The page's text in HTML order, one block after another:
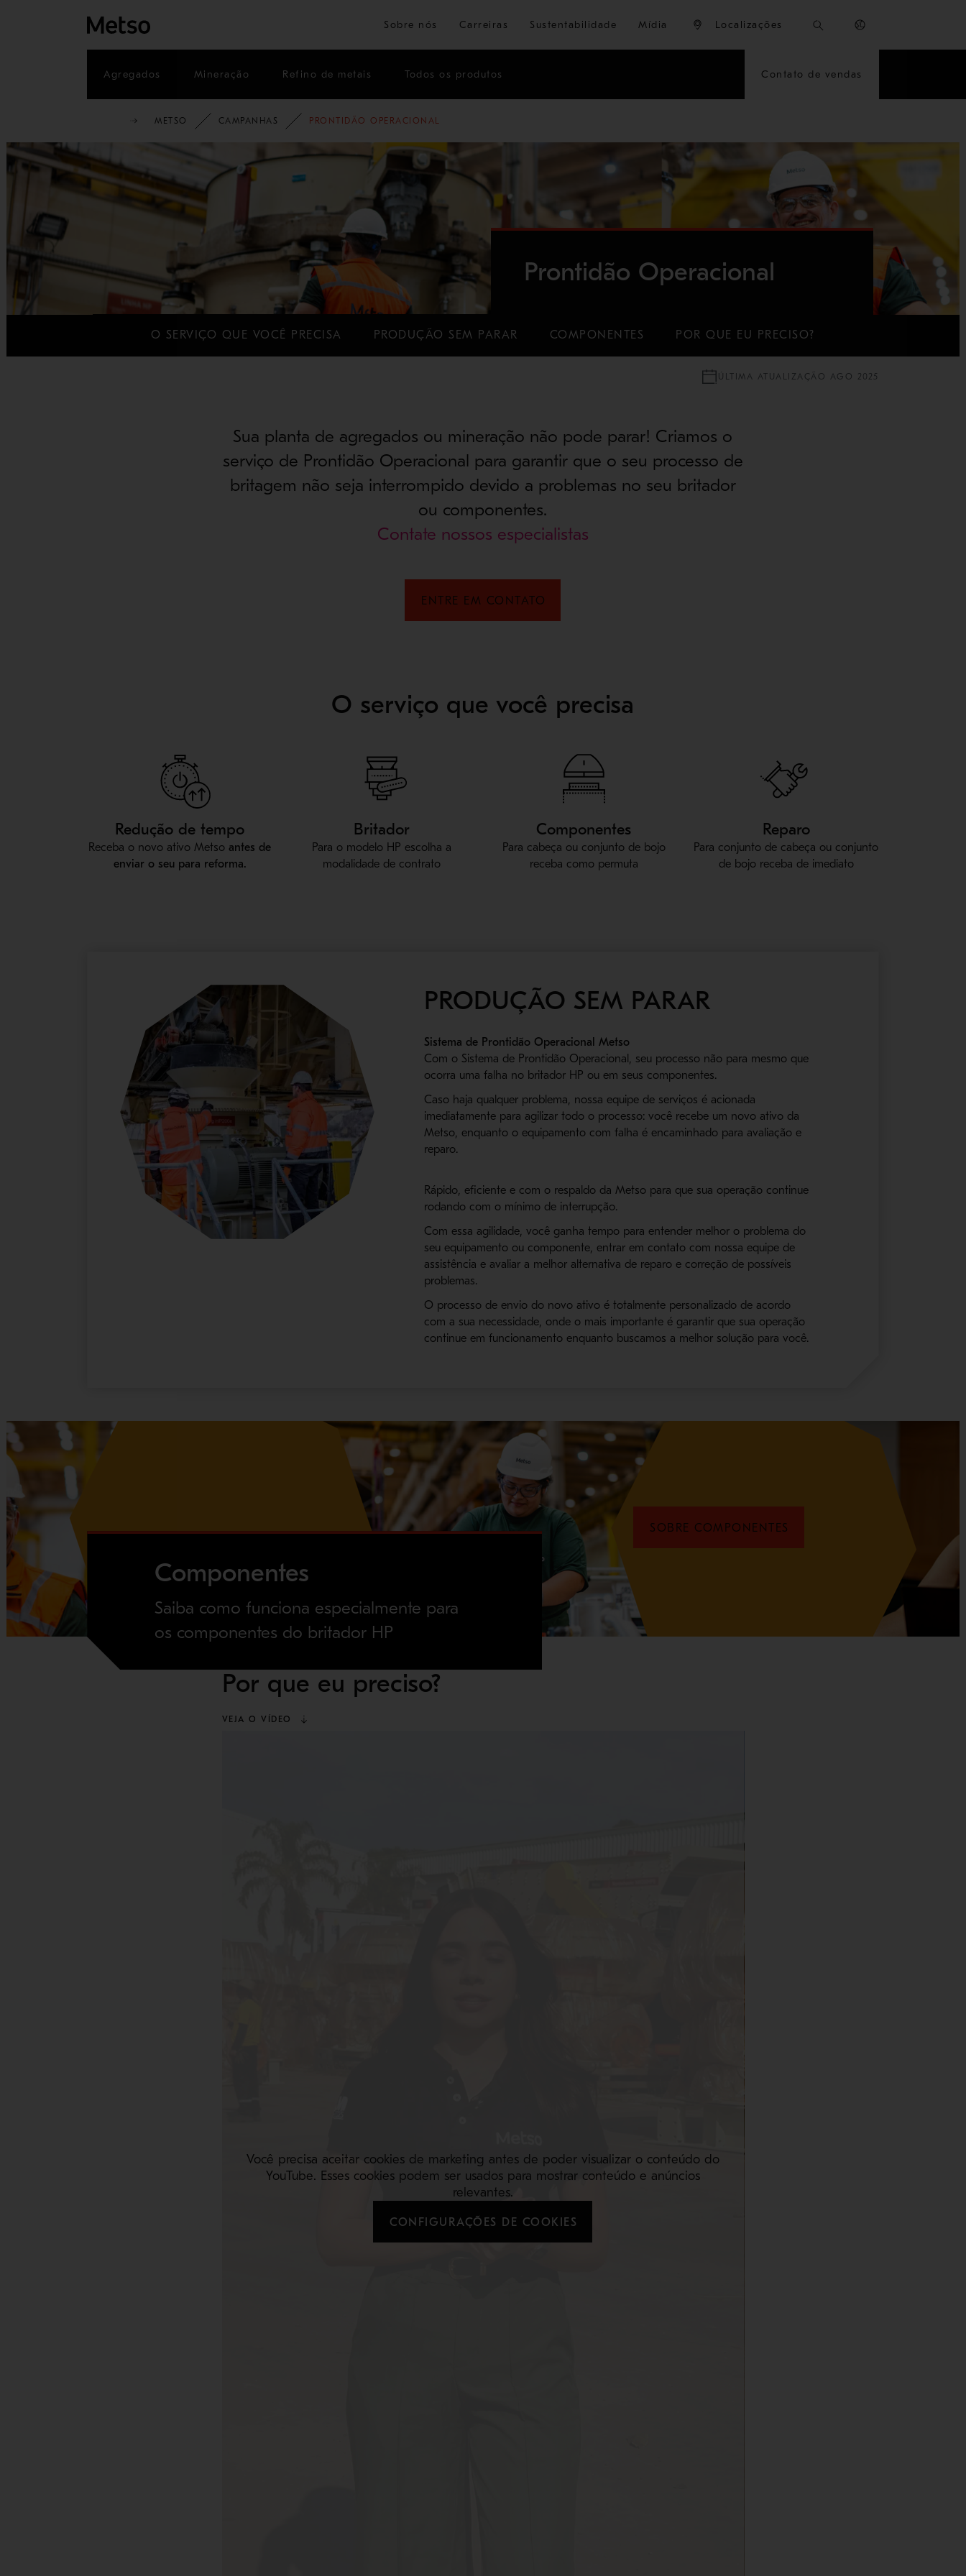
Ir para o conteúdo principal
Sobre nós Carreiras Sustentabilidade Mídia Localizações
Agregados Mineração Refino de metais Todos os produtos Contato de vendas
METSO CAMPANHAS PRONTIDÃO OPERACIONAL
Prontidão Operacional
O SERVIÇO QUE VOCÊ PRECISA PRODUÇÃO SEM PARAR COMPONENTES POR QUE EU PRECISO?
ÚLTIMA ATUALIZAÇÃO AGO 2025
Sua planta de agregados ou mineração não pode parar! Criamos o
serviço de Prontidão Operacional para garantir que o seu processo de
britagem não seja interrompido devido a problemas no seu britador
ou componentes.
Contate nossos especialistas
ENTRE EM CONTATO
O serviço que você precisa
Redução de tempo
Receba o novo ativo Metsoantes de
enviar o seu para reforma.
Britador
Para o modelo HP escolha a
modalidade de contrato
Componentes
Para cabeça ou conjunto de bojo
receba como permuta
Reparo
Para conjunto de cabeça ou conjunto
de bojo receba de imediato
PRODUÇÃO SEM PARAR
Sistema de Prontidão Operacional Metso
Com o Sistema de Prontidão Operacional, seu processo não para mesmo que
ocorra uma falha no britador HP ou em seus componentes.
Caso haja qualquer problema, nossa equipe de serviços é acionada
imediatamente para agilizar todo o processo: você recebe um novo ativo da
Metso, enquanto o equipamento com falha é encaminhado para avaliação e
reparo.
Rápido, eficiente e com o respaldo da Metso para que sua operação continue
rodando com o mínimo de interrupção.
Com essa agilidade, você ganha tempo para entender melhor o problema do
seu equipamento ou componente, entrar em contato com nossa equipe de
assistência e avaliar a melhor alternativa de reparo e correção de possíveis
problemas.
O processo de envio do novo ativo é totalmente personalizado de acordo
com a sua necessidade, onde o mais importante é garantir que sua operação
continue em funcionamento enquanto buscamos a melhor solução para você.
Componentes
Saiba como funciona especialmente para
os componentes do britador HP
SOBRE COMPONENTES
Por que eu preciso?
VEJA O VÍDEO
Você precisa aceitar cookies de marketing antes de poder visualizar o conteúdo do
YouTube. Esses cookies podem ser usados para mostrar conteúdo e anúncios
relevantes.
CONFIGURAÇÕES DE COOKIES